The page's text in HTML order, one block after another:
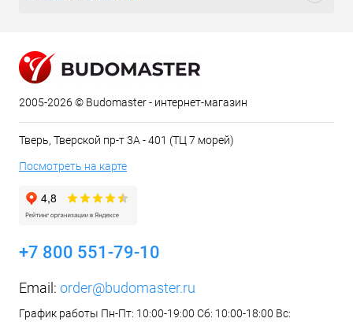
2005-2026 © Budomaster - интернет-магазин
Тверь, Тверской пр-т 3А - 401 (ТЦ 7 морей)
Посмотреть на карте
+7 800 551-79-10
Email: order@budomaster.ru
График работы Пн-Пт: 10:00-19:00 Сб: 10:00-18:00 Вс: